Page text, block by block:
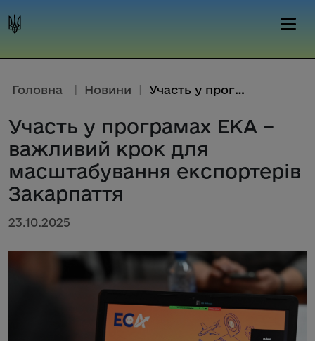
Головна | Новини | Участь у програмах ЕКА – важли...
Участь у програмах ЕКА –
важливий крок для
масштабування експортерів
Закарпаття
23.10.2025